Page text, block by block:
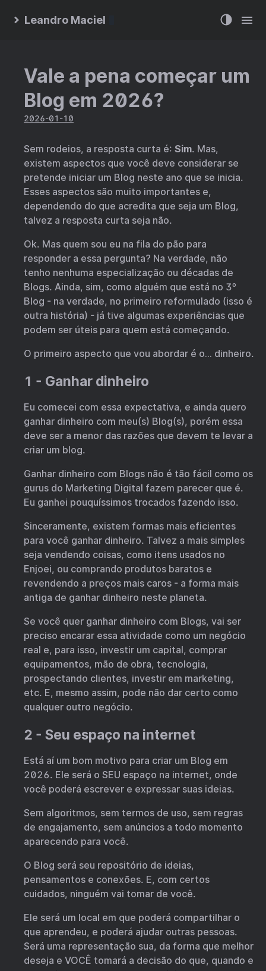
Leandro Maciel
Vale a pena começar um
Blog em 2026?
2026-01-10
Sem rodeios, a resposta curta é: Sim. Mas,
existem aspectos que você deve considerar se
pretende iniciar um Blog neste ano que se inicia.
Esses aspectos são muito importantes e,
dependendo do que acredita que seja um Blog,
talvez a resposta curta seja não.
Ok. Mas quem sou eu na fila do pão para
responder a essa pergunta? Na verdade, não
tenho nenhuma especialização ou décadas de
Blogs. Ainda, sim, como alguém que está no 3º
Blog - na verdade, no primeiro reformulado (isso é
outra história) - já tive algumas experiências que
podem ser úteis para quem está começando.
O primeiro aspecto que vou abordar é o… dinheiro.
1 - Ganhar dinheiro
Eu comecei com essa expectativa, e ainda quero
ganhar dinheiro com meu(s) Blog(s), porém essa
deve ser a menor das razões que devem te levar a
criar um blog.
Ganhar dinheiro com Blogs não é tão fácil como os
gurus do Marketing Digital fazem parecer que é.
Eu ganhei pouquíssimos trocados fazendo isso.
Sinceramente, existem formas mais eficientes
para você ganhar dinheiro. Talvez a mais simples
seja vendendo coisas, como itens usados no
Enjoei, ou comprando produtos baratos e
revendendo a preços mais caros - a forma mais
antiga de ganhar dinheiro neste planeta.
Se você quer ganhar dinheiro com Blogs, vai ser
preciso encarar essa atividade como um negócio
real e, para isso, investir um capital, comprar
equipamentos, mão de obra, tecnologia,
prospectando clientes, investir em marketing,
etc. E, mesmo assim, pode não dar certo como
qualquer outro negócio.
2 - Seu espaço na internet
Está aí um bom motivo para criar um Blog em
2026. Ele será o SEU espaço na internet, onde
você poderá escrever e expressar suas ideias.
Sem algoritmos, sem termos de uso, sem regras
de engajamento, sem anúncios a todo momento
aparecendo para você.
O Blog será seu repositório de ideias,
pensamentos e conexões. E, com certos
cuidados, ninguém vai tomar de você.
Ele será um local em que poderá compartilhar o
que aprendeu, e poderá ajudar outras pessoas.
Será uma representação sua, da forma que melhor
deseja e VOCÊ tomará a decisão do que, quando e